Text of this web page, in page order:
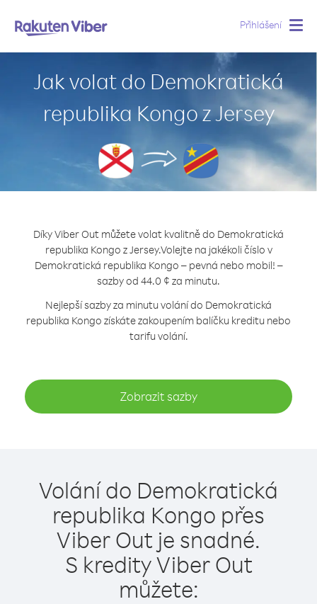
Přihlášení
Jak volat do Demokratická
republika Kongo z Jersey
Díky Viber Out můžete volat kvalitně do Demokratická
republika Kongo z Jersey.Volejte na jakékoli číslo v
Demokratická republika Kongo – pevná nebo mobil! –
sazby od 44.0 ¢ za minutu.
Nejlepší sazby za minutu volání do Demokratická
republika Kongo získáte zakoupením balíčku kreditu nebo
tarifu volání.
Zobrazit sazby
Volání do Demokratická
republika Kongo přes
Viber Out je snadné.
S kredity Viber Out
můžete: